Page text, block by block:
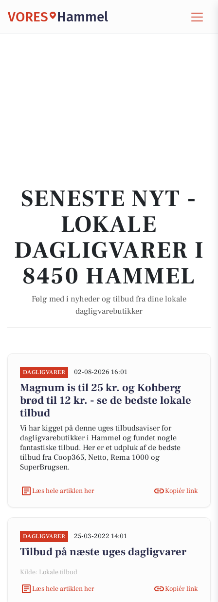
VORES Hammel
SENESTE NYT -
LOKALE
DAGLIGVARER I
8450 HAMMEL
Følg med i nyheder og tilbud fra dine lokale
dagligvarebutikker
DAGLIGVARER 02-08-2026 16:01
Magnum is til 25 kr. og Kohberg
brød til 12 kr. - se de bedste lokale
tilbud
Vi har kigget på denne uges tilbudsaviser for
dagligvarebutikker i Hammel og fundet nogle
fantastiske tilbud. Her er et udpluk af de bedste
tilbud fra Coop365, Netto, Rema 1000 og
SuperBrugsen.
Læs hele artiklen her Kopiér link
DAGLIGVARER 25-03-2022 14:01
Tilbud på næste uges dagligvarer
Kilde: Lokale tilbud
Læs hele artiklen her
Kopiér link